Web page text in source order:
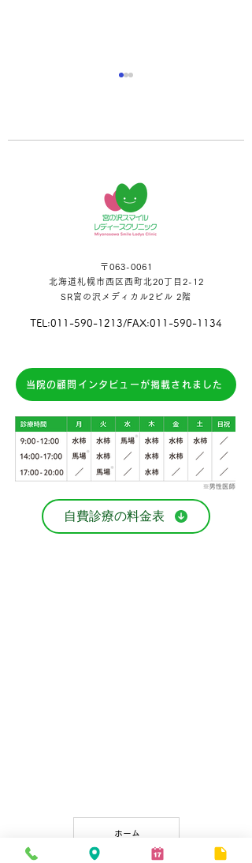
お盆休みのお知らせ
〒063-0061
北海道札幌市西区西町北20丁目2-12
SR宮の沢メディカル2ビル 2階
TEL:011-590-1213/FAX:011-590-1134
当院の顧問インタビューが掲載されました
自費診療の料金表
ホーム